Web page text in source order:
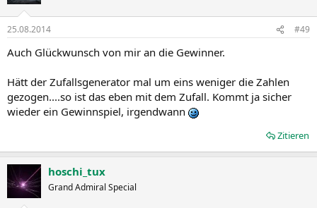
25.08.2014 #49
Auch Glückwunsch von mir an die Gewinner.
Hätt der Zufallsgenerator mal um eins weniger die Zahlen
gezogen....so ist das eben mit dem Zufall. Kommt ja sicher
wieder ein Gewinnspiel, irgendwann
Zitieren
hoschi_tux
Grand Admiral Special